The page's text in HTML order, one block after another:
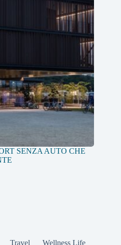
SENZA AUTO CHE
Travel
Wellness Life